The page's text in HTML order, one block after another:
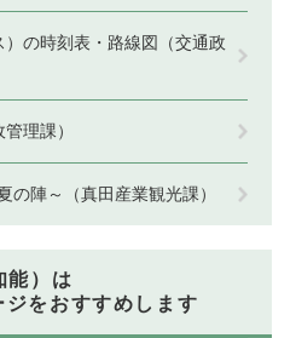
の時刻表・路線図（交通政
理課）
陣～（真田産業観光課）
能）は
ジをおすすめします